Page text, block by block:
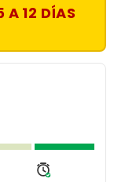
A 12 DÍAS